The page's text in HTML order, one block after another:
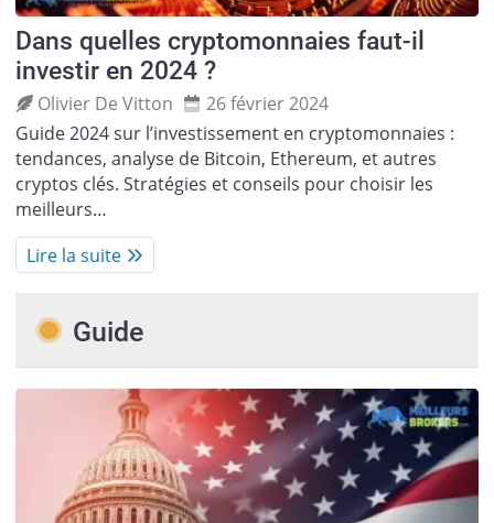
Dans quelles cryptomonnaies faut-il
investir en 2024 ?
Olivier De Vitton
26 février 2024
Guide 2024 sur l’investissement en cryptomonnaies :
tendances, analyse de Bitcoin, Ethereum, et autres
cryptos clés. Stratégies et conseils pour choisir les
meilleurs…
Lire la suite
Guide